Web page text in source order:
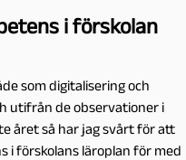
i förskolan
som digitalisering och
utifrån de observationer i
året så har jag svårt för att
i förskolans läroplan för med